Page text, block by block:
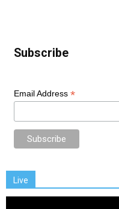
Subscribe
Email Address *
Live